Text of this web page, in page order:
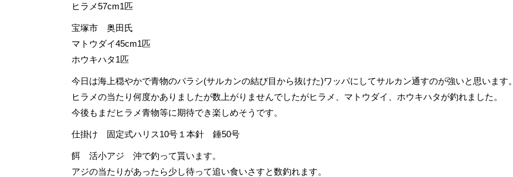
ヒラメ57cm1匹
宝塚市 奥田氏
マトウダイ45cm1匹
ホウキハタ1匹
今日は海上穏やかで青物のバラシ(サルカンの結び目から抜けた)ワッパにしてサルカン通すのが強いと思います。
ヒラメの当たり何度かありましたが数上がりませんでしたがヒラメ、マトウダイ、ホウキハタが釣れました。
今後もまだヒラメ青物等に期待でき楽しめそうです。
仕掛け 固定式ハリス10号１本針 錘50号
餌 活小アジ 沖で釣って貰います。
アジの当たりがあったら少し待って追い食いさすと数釣れます。